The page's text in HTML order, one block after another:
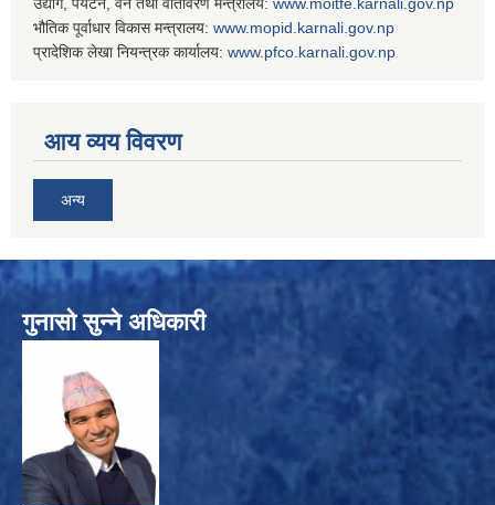
भौतिक पूर्वाधार विकास मन्त्रालय: www. mopid.karnali.gov.np
प्रादेशिक लेखा नियन्त्रक कार्यालय: www. pfco.karnali.gov.np
आय व्यय विवरण
अन्य
गुनासो सुन्ने अधिकारी